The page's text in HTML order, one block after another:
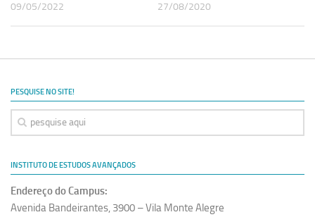
09/05/2022 27/08/2020
PESQUISE NO SITE!
INSTITUTO DE ESTUDOS AVANÇADOS
Endereço do Campus:
Avenida Bandeirantes, 3900 – Vila Monte Alegre